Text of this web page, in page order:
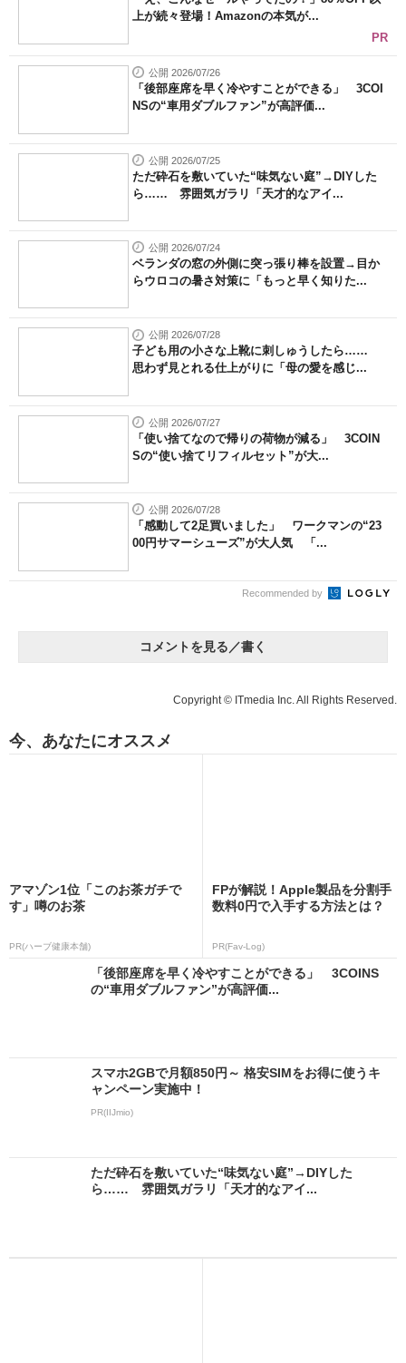
上が続々登場！Amazonの本気が...
PR
公開 2026/07/26
「後部座席を早く冷やすことができる」 3COI
NSの“車用ダブルファン”が高評価...
公開 2026/07/25
ただ砕石を敷いていた“味気ない庭”→DIYした
ら…… 雰囲気ガラリ「天才的なアイ...
公開 2026/07/24
ベランダの窓の外側に突っ張り棒を設置→目か
らウロコの暑さ対策に「もっと早く知りた...
公開 2026/07/28
子ども用の小さな上靴に刺しゅうしたら……
思わず見とれる仕上がりに「母の愛を感じ...
公開 2026/07/27
「使い捨てなので帰りの荷物が減る」 3COIN
Sの“使い捨てリフィルセット”が大...
公開 2026/07/28
「感動して2足買いました」 ワークマンの“23
00円サマーシューズ”が大人気 「...
Recommended by
コメントを見る／書く
Copyright © ITmedia Inc. All Rights Reserved.
今、あなたにオススメ
アマゾン1位「このお茶ガチで
す」噂のお茶
PR(ハーブ健康本舗)
FPが解説！Apple製品を分割手
数料0円で入手する方法とは？
PR(Fav-Log)
「後部座席を早く冷やすことができる」 3COINS
の“車用ダブルファン”が高評価...
スマホ2GBで月額850円～ 格安SIMをお得に使うキ
ャンペーン実施中！
PR(IIJmio)
ただ砕石を敷いていた“味気ない庭”→DIYした
ら…… 雰囲気ガラリ「天才的なアイ...